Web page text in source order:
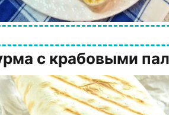
с крабовыми